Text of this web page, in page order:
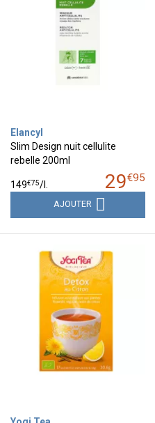
Elancyl
Slim Design nuit cellulite
rebelle 200ml
29€95
149€75/l.
AJOUTER